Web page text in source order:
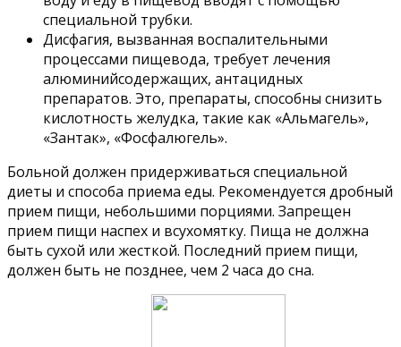
специальной трубки.
Дисфагия, вызванная воспалительными
процессами пищевода, требует лечения
алюминийсодержащих, антацидных
препаратов. Это, препараты, способны снизить
кислотность желудка, такие как «Альмагель»,
«Зантак», «Фосфалюгель».
Больной должен придерживаться специальной
диеты и способа приема еды. Рекомендуется дробный
прием пищи, небольшими порциями. Запрещен
прием пищи наспех и всухомятку. Пища не должна
быть сухой или жесткой. Последний прием пищи,
должен быть не позднее, чем 2 часа до сна.